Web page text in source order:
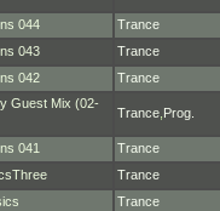
044 Trance
043
Trance
042
Trance
Guest Mix (02-
Trance Prog.
041 Trance
Trance
Trance